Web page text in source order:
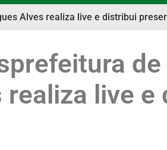
Alves realiza live e distribui
de
realiza live e